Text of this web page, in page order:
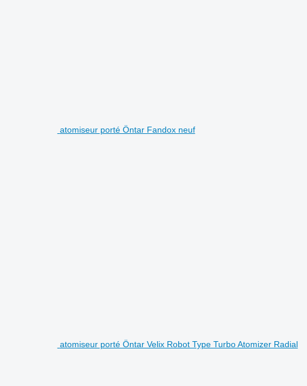
atomiseur porté Öntar Fandox neuf
atomiseur porté Öntar Velix Robot Type Turbo Atomizer Radial